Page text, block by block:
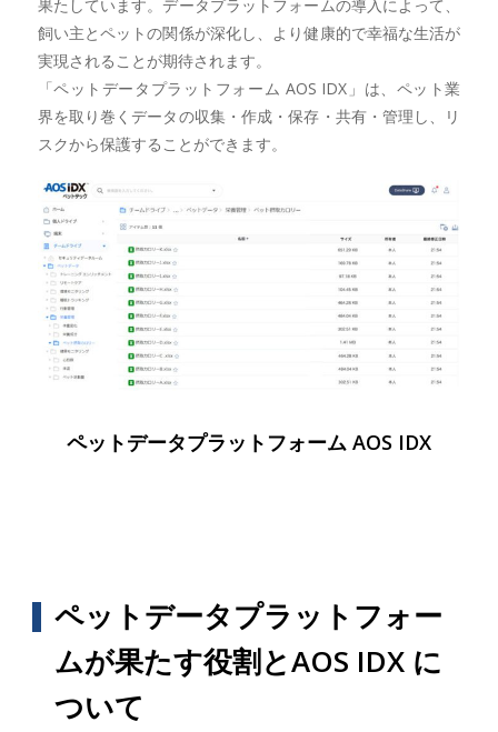
果たしています。データプラットフォームの導入によって、
飼い主とペットの関係が深化し、より健康的で幸福な生活が
実現されることが期待されます。
「ペットデータプラットフォーム AOS IDX」は、ペット業
界を取り巻くデータの収集・作成・保存・共有・管理し、リ
スクから保護することができます。
ペットデータプラットフォーム AOS IDX
ペットデータプラットフォー
ムが果たす役割とAOS IDX に
ついて